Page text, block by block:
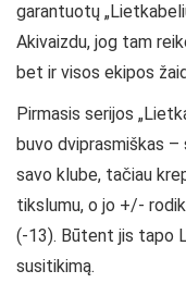
garantuotų
Akivaizdu, jog tam
bet ir visos ekipos
Pirmasis serijos
buvo dviprasmiškas
savo klube, tačiau
tikslumu, o jo +/-
(-13). Būtent jis tapo
susitikimą.